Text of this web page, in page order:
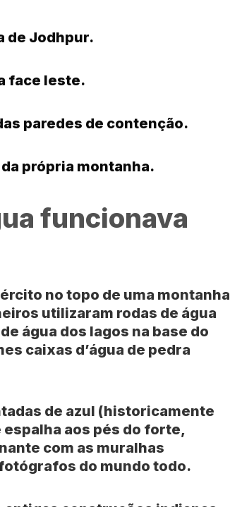
de Jodhpur.
face leste.
paredes de contenção.
própria montanha.
funcionava
no topo de uma montanha
utilizaram rodas de água
água dos lagos na base do
caixas d’água de pedra
de azul (historicamente
aos pés do forte,
com as muralhas
do mundo todo.